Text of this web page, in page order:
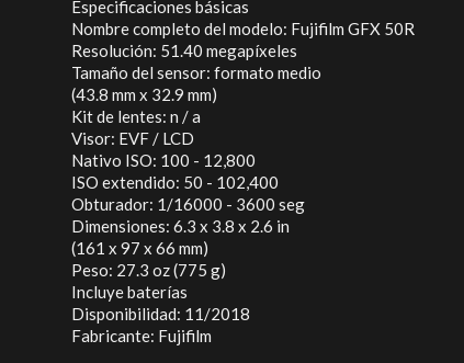
Especificaciones básicas
Nombre completo del modelo: Fujifilm GFX 50R
Resolución: 51.40 megapíxeles
Tamaño del sensor: formato medio
(43.8 mm x 32.9 mm)
Kit de lentes: n / a
Visor: EVF / LCD
Nativo ISO: 100 - 12,800
ISO extendido: 50 - 102,400
Obturador: 1/16000 - 3600 seg
Dimensiones: 6.3 x 3.8 x 2.6 in
(161 x 97 x 66 mm)
Peso: 27.3 oz (775 g)
Incluye baterías
Disponibilidad: 11/2018
Fabricante: Fujifilm